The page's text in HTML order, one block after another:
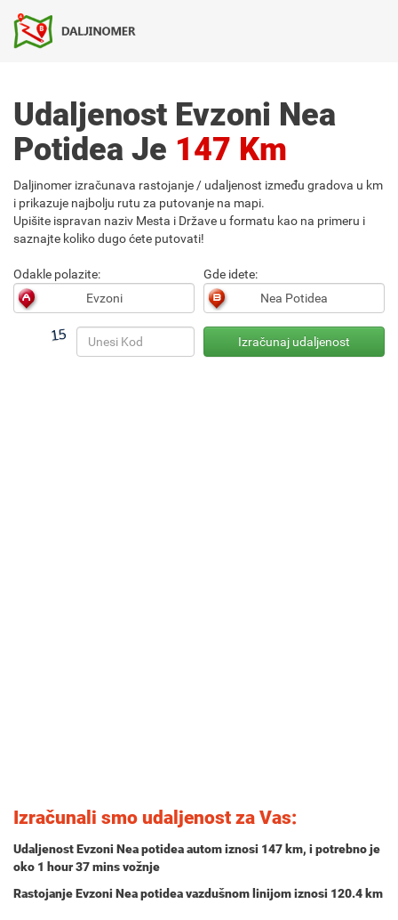
Udaljenost Evzoni Nea
Potidea Je 147 Km
Daljinomer izračunava rastojanje / udaljenost između gradova u km
i prikazuje najbolju rutu za putovanje na mapi.
Upišite ispravan naziv Mesta i Države u formatu kao na primeru i
saznajte koliko dugo ćete putovati!
Odakle polazite: Gde idete:
Izračunali smo udaljenost za Vas:
Udaljenost Evzoni Nea potidea autom iznosi 147 km, i potrebno je
oko 1 hour 37 minsvožnje
Rastojanje Evzoni Nea potidea vazdušnom linijom iznosi 120.4 km